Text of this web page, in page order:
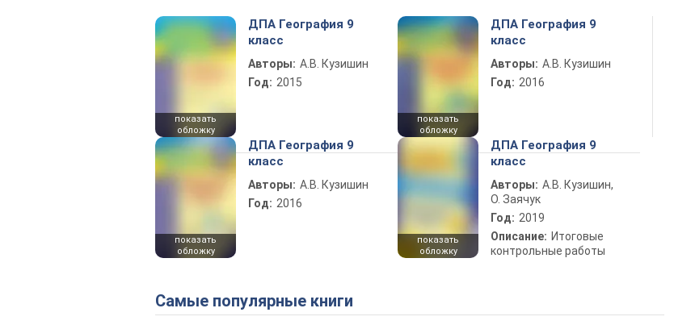
показать
обложку
ДПА География 9
класс
Авторы: А.В. Кузишин
Год: 2015
показать
обложку
ДПА География 9
класс
Авторы: А.В. Кузишин
Год: 2016
показать
обложку
ДПА География 9
класс
Авторы: А.В. Кузишин
Год: 2016
показать
обложку
ДПА География 9
класс
Авторы: А.В. Кузишин,
О. Заячук
Год: 2019
Описание: Итоговые
контрольные работы
Самые популярные книги